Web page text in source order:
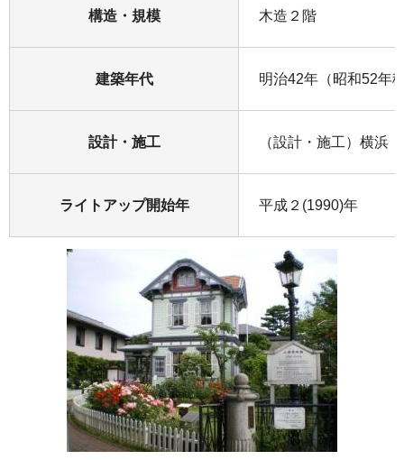
構造・規模 木造２階
建築年代 明治42年（昭和52年
設計・施工 （設計・施工）横浜
ライトアップ開始年 平成２(1990)年